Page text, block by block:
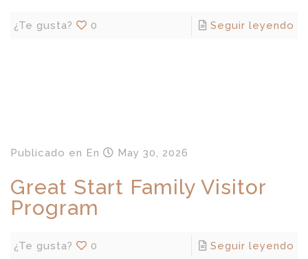
¿Te gusta? 0 Seguir leyendo
Publicado en En May 30, 2026
Great Start Family Visitor
Program
¿Te gusta? 0 Seguir leyendo